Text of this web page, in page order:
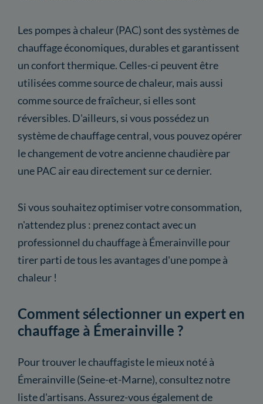
Les pompes à chaleur (PAC) sont des systèmes de
chauffage économiques, durables et garantissent
un confort thermique. Celles-ci peuvent être
utilisées comme source de chaleur, mais aussi
comme source de fraîcheur, si elles sont
réversibles. D'ailleurs, si vous possédez un
système de chauffage central, vous pouvez opérer
le changement de votre ancienne chaudière par
une PAC air eau directement sur ce dernier.
Si vous souhaitez optimiser votre consommation,
n'attendez plus : prenez contact avec un
professionnel du chauffage à Émerainville pour
tirer parti de tous les avantages d'une pompe à
chaleur !
Comment sélectionner un expert en
chauffage à Émerainville ?
Pour trouver le chauffagiste le mieux noté à
Émerainville (Seine-et-Marne), consultez notre
liste d'artisans. Assurez-vous également de